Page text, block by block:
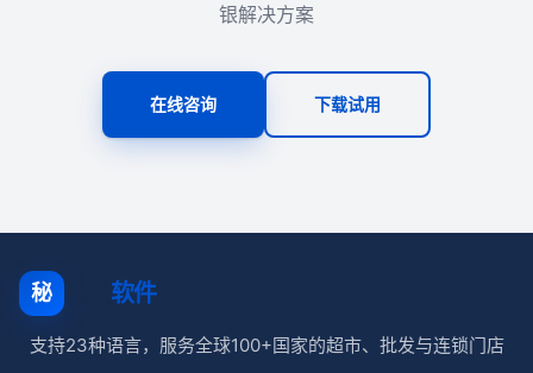
银解决方案
在线咨询 下载试用
秘 软件
支持23种语言，服务全球100+国家的超市、批发与连锁门店